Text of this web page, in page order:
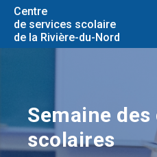
Centre
de services scolaire
de la Rivière-du-Nord
Semaine
scolaires